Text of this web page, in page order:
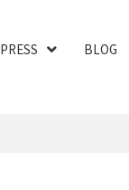
PRESS BLOG